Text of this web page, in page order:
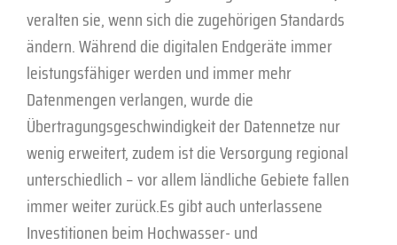
veralten sie, wenn sich die zugehörigen Standards
ändern. Während die digitalen Endgeräte immer
leistungsfähiger werden und immer mehr
Datenmengen verlangen, wurde die
Übertragungsgeschwindigkeit der Datennetze nur
wenig erweitert, zudem ist die Versorgung regional
unterschiedlich – vor allem ländliche Gebiete fallen
immer weiter zurück.Es gibt auch unterlassene
Investitionen beim Hochwasser- und